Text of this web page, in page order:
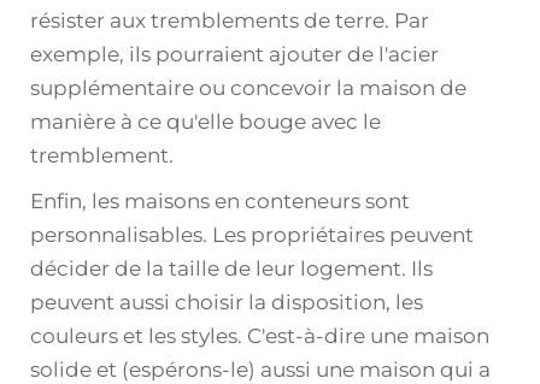
résister aux tremblements de terre. Par
exemple, ils pourraient ajouter de l'acier
supplémentaire ou concevoir la maison de
manière à ce qu'elle bouge avec le
tremblement.
Enfin, les maisons en conteneurs sont
personnalisables. Les propriétaires peuvent
décider de la taille de leur logement. Ils
peuvent aussi choisir la disposition, les
couleurs et les styles. C'est-à-dire une maison
solide et (espérons-le) aussi une maison qui a